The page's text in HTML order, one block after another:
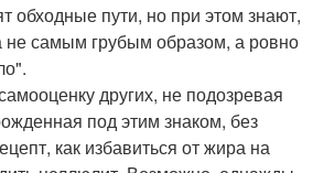
обходные пути, но при этом знают,
не самым грубым образом, а ровно
других, не подозревая
под этим знаком, без
как избавиться от жира на